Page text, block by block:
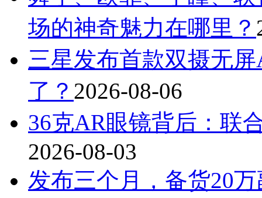
场的神奇魅力在哪里？
三星发布首款双摄无
了？ 2026-08-06
36克AR眼镜背后：联
2026-08-03
发布三个月，备货20